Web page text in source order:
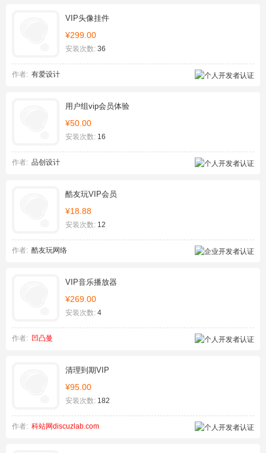
VIP头像挂件
¥299.00
安装次数: 36
作者: 有爱设计
用户组vip会员体验
¥50.00
安装次数: 16
作者: 品创设计
酷友玩VIP会员
¥18.88
安装次数: 12
作者: 酷友玩网络
VIP音乐播放器
¥269.00
安装次数: 4
作者: 凹凸曼
清理到期VIP
¥95.00
安装次数: 182
作者: 科站网discuzlab.com